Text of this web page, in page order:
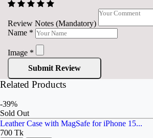
Review Notes (Mandatory)
Name *
Image *
Submit Review
Related Products
-39%
Sold Out
Leather Case with MagSafe for iPhone 15...
700 Tk